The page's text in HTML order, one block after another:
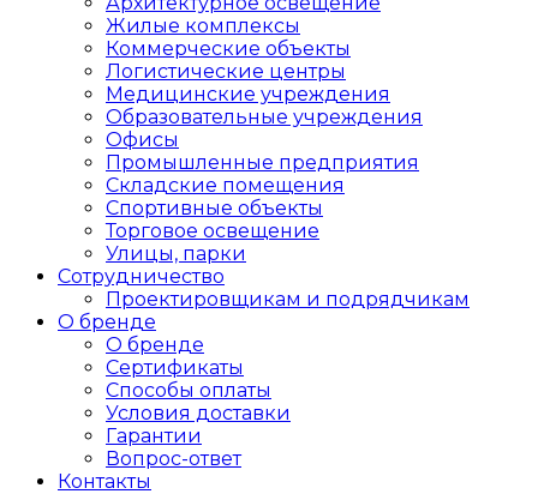
Жилые комплексы
Коммерческие объекты
Логистические центры
Медицинские учреждения
Образовательные учреждения
Офисы
Промышленные предприятия
Складские помещения
Спортивные объекты
Торговое освещение
Улицы, парки
Сотрудничество
Проектировщикам и подрядчикам
О бренде
О бренде
Сертификаты
Способы оплаты
Условия доставки
Гарантии
Вопрос-ответ
Контакты